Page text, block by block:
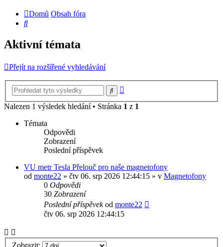
Domů Obsah fóra
Hledat
Aktivní témata
Přejít na rozšířené vyhledávání
Hledat
Nalezen 1 výsledek hledání • Stránka 1 z 1
Témata
Odpovědi
Zobrazení
Poslední příspěvek
VU metr Tesla Přelouč pro naše magnetofony
od monte22 » čtv 06. srp 2026 12:44:15 » v Magnetofony
0 Odpovědi
30 Zobrazení
Poslední příspěvekod monte22
čtv 06. srp 2026 12:44:15